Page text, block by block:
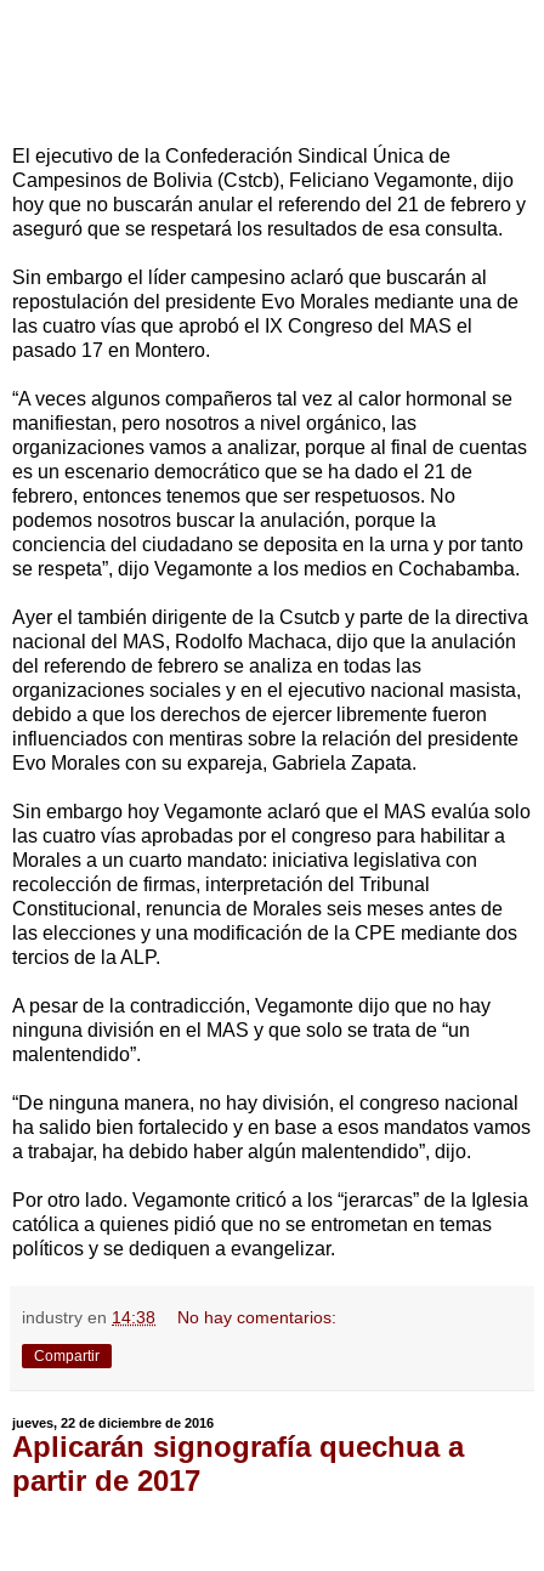
El ejecutivo de la Confederación Sindical Única de
Campesinos de Bolivia (Cstcb), Feliciano Vegamonte, dijo
hoy que no buscarán anular el referendo del 21 de febrero y
aseguró que se respetará los resultados de esa consulta.
Sin embargo el líder campesino aclaró que buscarán al
repostulación del presidente Evo Morales mediante una de
las cuatro vías que aprobó el IX Congreso del MAS el
pasado 17 en Montero.
“A veces algunos compañeros tal vez al calor hormonal se
manifiestan, pero nosotros a nivel orgánico, las
organizaciones vamos a analizar, porque al final de cuentas
es un escenario democrático que se ha dado el 21 de
febrero, entonces tenemos que ser respetuosos. No
podemos nosotros buscar la anulación, porque la
conciencia del ciudadano se deposita en la urna y por tanto
se respeta”, dijo Vegamonte a los medios en Cochabamba.
Ayer el también dirigente de la Csutcb y parte de la directiva
nacional del MAS, Rodolfo Machaca, dijo que la anulación
del referendo de febrero se analiza en todas las
organizaciones sociales y en el ejecutivo nacional masista,
debido a que los derechos de ejercer libremente fueron
influenciados con mentiras sobre la relación del presidente
Evo Morales con su expareja, Gabriela Zapata.
Sin embargo hoy Vegamonte aclaró que el MAS evalúa solo
las cuatro vías aprobadas por el congreso para habilitar a
Morales a un cuarto mandato: iniciativa legislativa con
recolección de firmas, interpretación del Tribunal
Constitucional, renuncia de Morales seis meses antes de
las elecciones y una modificación de la CPE mediante dos
tercios de la ALP.
A pesar de la contradicción, Vegamonte dijo que no hay
ninguna división en el MAS y que solo se trata de “un
malentendido”.
“De ninguna manera, no hay división, el congreso nacional
ha salido bien fortalecido y en base a esos mandatos vamos
a trabajar, ha debido haber algún malentendido”, dijo.
Por otro lado. Vegamonte criticó a los “jerarcas” de la Iglesia
católica a quienes pidió que no se entrometan en temas
políticos y se dediquen a evangelizar.
industry en 14:38 No hay comentarios:
Compartir
jueves, 22 de diciembre de 2016
Aplicarán signografía quechua a
partir de 2017